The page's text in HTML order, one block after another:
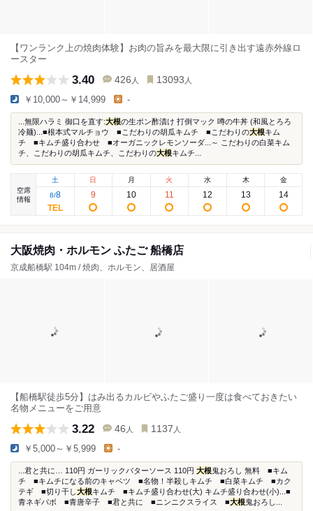
【ワンランク上の焼肉体験】お肉の旨みを最大限に引き出す遠赤外線ロ
ースター
3.40 426 人 13093 人
￥10,000～￥14,999 -
...無限ハラミ 御口を直す:大根の生ポン酢漬け 打倒マック 噂の牛丼 (和風とろろ
冷麺)...■根本式マルチョウ ■こだわりの胡瓜キムチ ■こだわりの大根キム
チ ■キムチ盛り合わせ ■オーガニックレモンソーダ...～ こだわりの白菜キム
チ、こだわりの胡瓜キムチ、こだわりの大根キムチ...
空席
情報
土
8/8
日
9
月
10
火
11
水
12
木
13
金
14
大阪焼肉・ホルモン ふたご 船橋店
京成船橋駅 104m / 焼肉、ホルモン、居酒屋
【船橋駅徒歩5分】はみ出るカルビやふたご盛り一度は食べておきたい
名物メニューをご用意
3.22 46 人 1137 人
￥5,000～￥5,999 -
...君と共に… 110円 ガーリックバターソース 110円 大根鬼おろし 無料 ■キム
チ ■キムチになる前のキャベツ ■名物！半殺しキムチ ■白菜キムチ ■カク
テギ ■切り干し大根キムチ ■キムチ盛り合わせ(大) キムチ盛り合わせ(小)...■
青ネギパボ ■青唐辛子 ■君と共に ■ニンニクスライス ■大根鬼おろし...